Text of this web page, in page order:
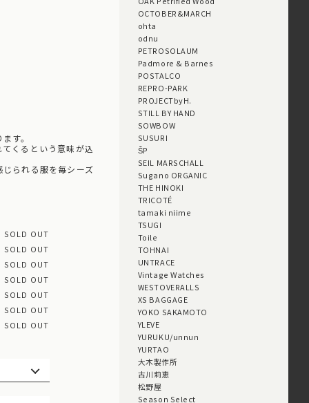
す。
くるという意味が込
られる服を毎シーズ
SOLD OUT
SOLD OUT
SOLD OUT
SOLD OUT
SOLD OUT
SOLD OUT
SOLD OUT
OCTOBER&MARCH
ohta
odnu
PETROSOLAUM
Padmore & Barnes
POSTALCO
REPRO-PARK
PROJECTbyH.
STILL BY HAND
SOWBOW
SUSURI
ŠP
SEIL MARSCHALL
Sugano ORGANIC
THE HINOKI
TRICOTÉ
tamaki niime
TSUGI
Toile
TOHNAI
UNTRACE
Vintage Watches
WESTOVERALLS
XS BAGGAGE
YOKO SAKAMOTO
YLEVE
YURUKU/unnun
YURTAO
大木製作所
古川莉恵
松野屋
Season Select